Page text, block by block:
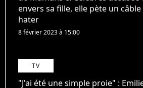
envers sa fille, elle pète un
hater
8 février 2023 à 15:00
TV
"J'ai été une simple proie" :